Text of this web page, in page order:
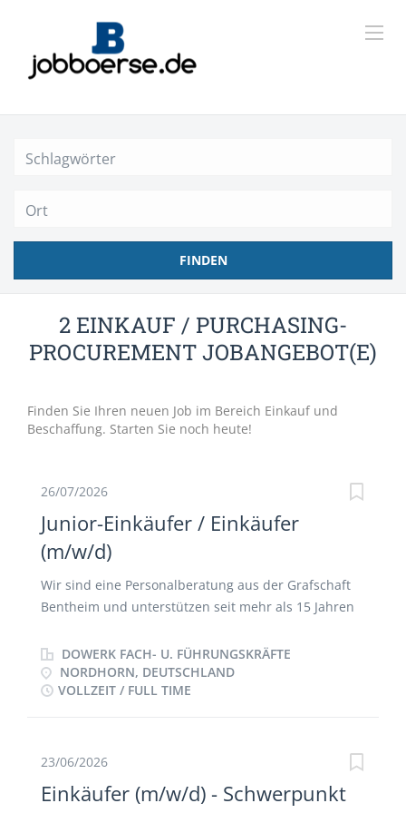
FINDEN
2 EINKAUF / PURCHASING-
PROCUREMENT JOBANGEBOT(E)
Finden Sie Ihren neuen Job im Bereich Einkauf und
Beschaffung. Starten Sie noch heute!
26/07/2026
Junior-Einkäufer / Einkäufer
(m/w/d)
Wir sind eine Personalberatung aus der Grafschaft
Bentheim und unterstützen seit mehr als 15 Jahren
Positionen. Wir „verbinden“ Arbeitnehmer und
Arbeitgeber und haben die Kontakte zu
interessanten und attraktiven Arbeitgebern, die
Region Osnabrück – dies sind Regionen, in denen
München – auch hier haben wir in der
DOWERK FACH- U. FÜHRUNGSKRÄFTE
NORDHORN, DEUTSCHLAND
VOLLZEIT / FULL TIME
23/06/2026
Einkäufer (m/w/d) - Schwerpunkt